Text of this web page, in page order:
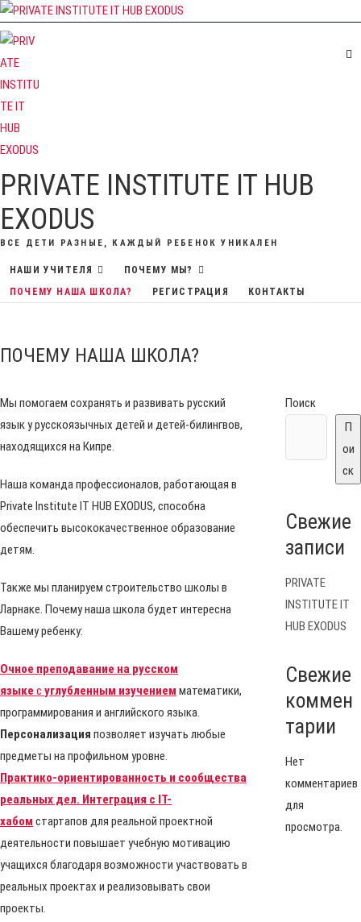
Перейти
к
PRIVATE INSTITUTE IT HUB
EXODUS
ВСЕ ДЕТИ РАЗНЫЕ, КАЖДЫЙ РЕБЕНОК УНИКАЛЕН
НАШИ УЧИТЕЛЯ
ПОЧЕМУ МЫ?
ПОЧЕМУ НАША ШКОЛА?
РЕГИСТРАЦИЯ КОНТАКТЫ
ПОЧЕМУ НАША ШКОЛА?
Мы помогаем сохранять и развивать русский
язык у русскоязычных детей и детей-билингвов,
находящихся на Кипре.
Наша команда профессионалов, работающая в
Private Institute IT HUB EXODUS, способна
обеспечить высококачественное образование
детям.
Также мы планируем строительство школы в
Ларнаке. Почему наша школа будет интересна
Вашему ребенку:
Очное преподавание на русском
языке с углубленным изучением математики,
программирования и английского языка.
Персонализация позволяет изучать любые
предметы на профильном уровне.
Практико-ориентированность и сообщества
реальных дел. Интеграция с IT-
хабом стартапов для реальной проектной
деятельности повышает учебную мотивацию
учащихся благодаря возможности участвовать в
реальных проектах и реализовывать свои
проекты.
Поиск
П
ои
ск
Свежие
записи
PRIVATE
INSTITUTE IT
HUB EXODUS
Свежие
коммен
тарии
Нет
комментариев
для
просмотра.